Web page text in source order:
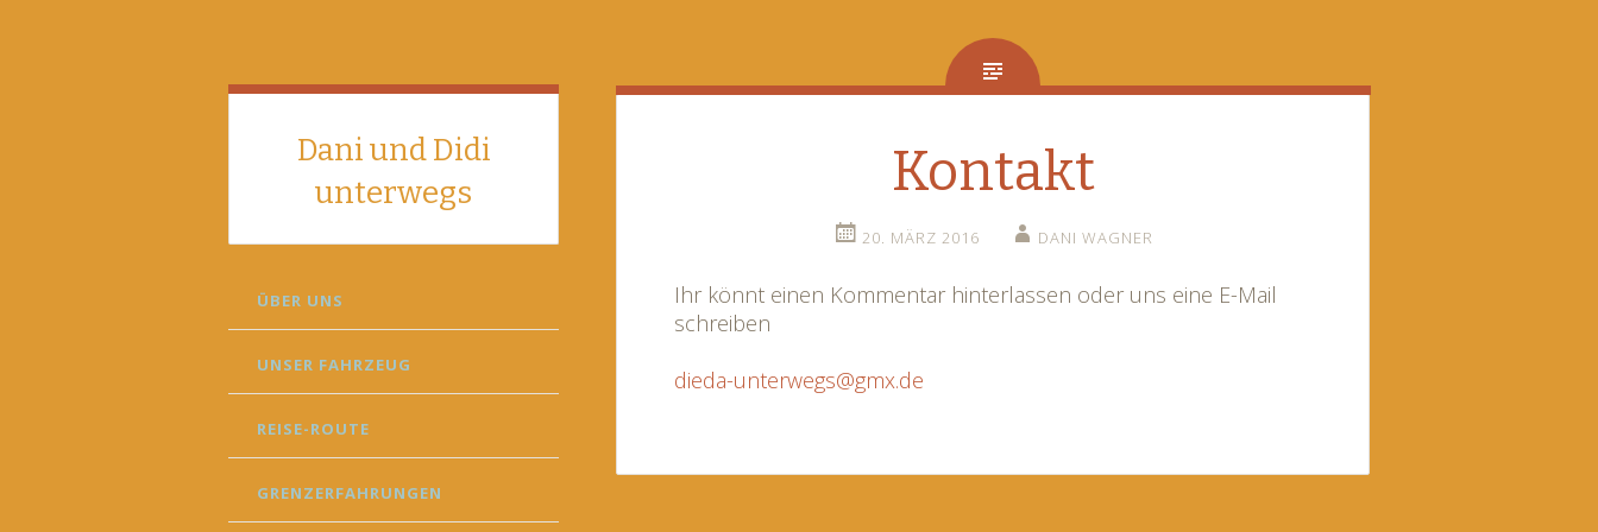
Dani und Didi
unterwegs
SKIP
TO
ÜBER UNS
UNSER FAHRZEUG
REISE-ROUTE
GRENZERFAHRUNGEN
Kontakt
20. MÄRZ 2016 DANI WAGNER
Ihr könnt einen Kommentar hinterlassen oder uns eine E-Mail
schreiben
dieda-unterwegs@gmx.de